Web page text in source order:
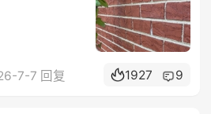
7-7 回复 1927 9